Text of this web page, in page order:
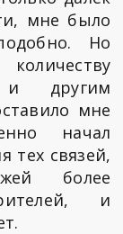
мне было
Но
другим
мне
начал
тех связей,
более
и